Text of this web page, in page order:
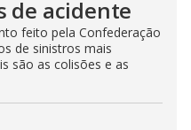
de acidente
feito pela Confederação
de sinistros mais
são as colisões e as